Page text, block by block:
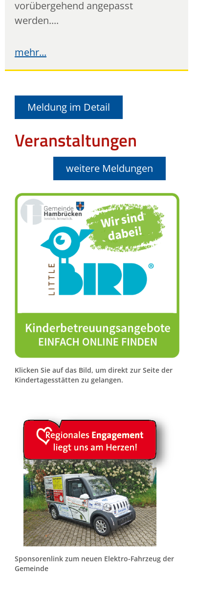
vorübergehend angepasst
werden....
Meldung im Detail
Veranstaltungen
weitere Meldungen
Klicken Sie auf das Bild, um direkt zur Seite der
Kindertagesstätten zu gelangen.
Sponsorenlink zum neuen Elektro-Fahrzeug der
Gemeinde